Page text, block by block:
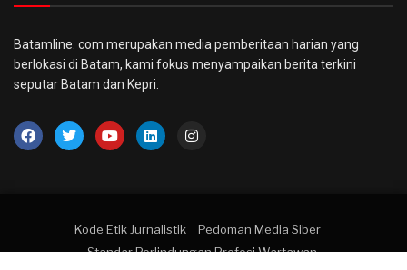
Batamline. com merupakan media pemberitaan harian yang
berlokasi di Batam, kami fokus menyampaikan berita terkini
seputar Batam dan Kepri.
Kode Etik Jurnalistik
Pedoman Media Siber
Standar Perlindungan Profesi Wartawan